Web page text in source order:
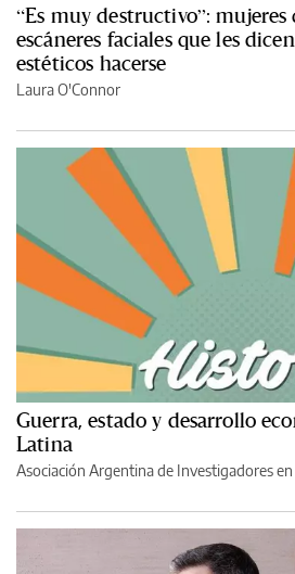
“Es muy destructivo”:
escáneres faciales que les
estéticos hacerse
Laura O'Connor
Guerra, estado y desarrollo
Latina
Asociación Argentina de Investigadores